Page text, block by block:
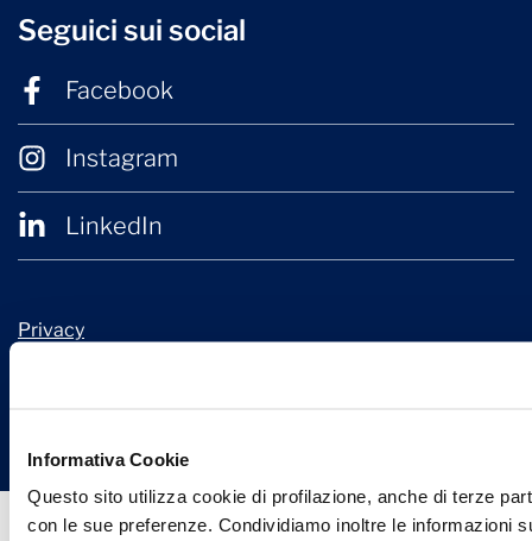
Informativa Cookie
Questo sito utilizza cookie di profilazione, anche di terze
con le sue preferenze. Condividiamo inoltre le informazioni
Seguici sui social
Facebook
Instagram
LinkedIn
Privacy